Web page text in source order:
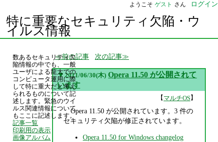
ようこそ ゲスト さん ログイン
特に重要なセキュリティ欠陥・ウ
イルス情報
前の記事 次の記事
▼ 2011/06/30(木) Opera 11.50 が公開されて
います
【マルチOS】
Opera 11.50 が公開されています。3 件の
セキュリティ欠陥が修正されています。
Opera 11.50 for Windows changelog
数あるセキュリティ欠
陥情報の中でも、一般
ユーザによる龍大での
コンピュータ運用に際
して特に重大だと考え
られるものについて記
述します。緊急のウイ
ルス関連情報について
もここに記述します。
記事一覧
印刷用の表示
画像アルバム